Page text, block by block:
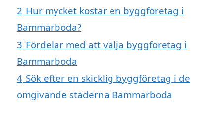
2 Hur mycket kostar en byggföretag i
Bammarboda?
3 Fördelar med att välja byggföretag i
Bammarboda
4 Sök efter en skicklig byggföretag i de
omgivande städerna Bammarboda